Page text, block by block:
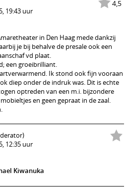
4,5
19:43 uur
in Den Haag mede dankzij
je bij behalve de presale ook een
vd plaat.
een groeibrilliant.
Ik stond ook fijn vooraan
diep onder de indruk was. Dit is echte
optreden van een m.i. bijzondere
en geen gepraat in de zaal.
12:35 uur
Kiwanuka